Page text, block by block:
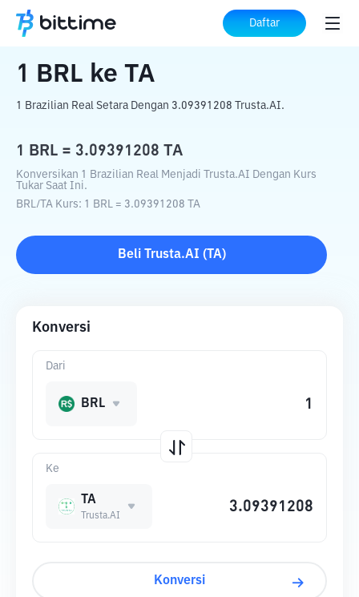
Daftar
Beranda Konverter Kripto ke
1 BRL ke TA
1 Brazilian Real Setara Dengan 3.09391208 Trusta.AI.
1 BRL = 3.09391208 TA
Konversikan 1 Brazilian Real Menjadi Trusta.AI Dengan Kurs
Tukar Saat Ini.
BRL/ TA Kurs: 1 BRL = 3.09391208 TA
Beli Trusta.AI ( TA)
Konversi
Ke
TA
Trusta.AI
Dari
BRL
Konversi